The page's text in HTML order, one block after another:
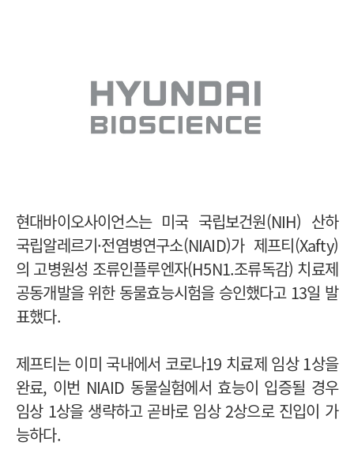
현대바이오사이언스는 미국 국립보건원(NIH) 산하
국립알레르기·전염병연구소(NIAID)가 제프티(Xafty)
의 고병원성 조류인플루엔자(H5N1.조류독감) 치료제
공동개발을 위한 동물효능시험을 승인했다고 13일 발
표했다.
제프티는 이미 국내에서 코로나19 치료제 임상 1상을
완료, 이번 NIAID 동물실험에서 효능이 입증될 경우
임상 1상을 생략하고 곧바로 임상 2상으로 진입이 가
능하다.